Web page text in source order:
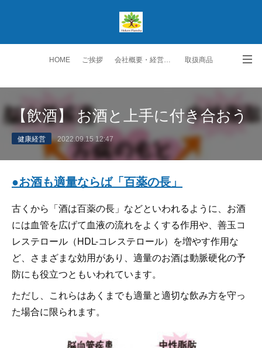
HOME ご挨拶 会社概要・経営理念 取扱商品
勧誘方針・個人情報保護方針 交通アクセス お問い合わせ・ご要望
【飲酒】 お酒と上手に付き合おう
健康経営 2022.09.15 12:47
●お酒も適量ならば「百薬の長」
古くから「酒は百薬の長」などといわれるように、お酒
には血管を広げて血液の流れをよくする作用や、善玉コ
レステロール（HDL-コレステロール）を増やす作用な
ど、さまざまな効用があり、適量のお酒は動脈硬化の予
防にも役立つともいわれています。
ただし、これらはあくまでも適量と適切な飲み方を守っ
た場合に限られます。